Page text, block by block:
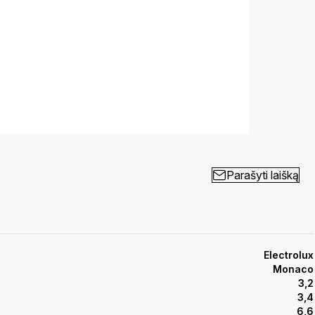
Parašyti laišką
Electrolux
Monaco
3,2
3,4
6,6